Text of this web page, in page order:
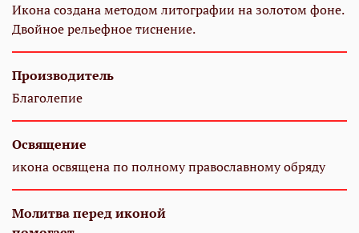
Икона создана методом литографии на золотом фоне.
Двойное рельефное тиснение.
Производитель
Благолепие
Освящение
икона освящена по полному православному обряду
Молитва перед иконой